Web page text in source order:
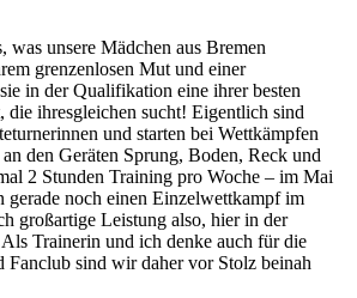
was unsere Mädchen aus Bremen
grenzenlosen Mut und einer
in der Qualifikation eine ihrer besten
die ihresgleichen sucht! Eigentlich sind
und starten bei Wettkämpfen
den Geräten Sprung, Boden, Reck und
2 Stunden Training pro Woche – im Mai
gerade noch einen Einzelwettkampf im
großartige Leistung also, hier in der
Trainerin und ich denke auch für die
Fanclub sind wir daher vor Stolz beinah